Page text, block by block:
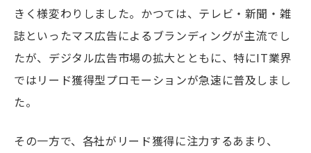
きく様変わりしました。かつては、テレビ・新聞・雑
誌といったマス広告によるブランディングが主流でし
たが、デジタル広告市場の拡大とともに、特にIT業界
ではリード獲得型プロモーションが急速に普及しまし
た。
その一方で、各社がリード獲得に注力するあまり、